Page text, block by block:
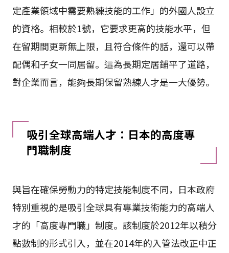
定產業領域中需要熟練技能的工作」的外國人設立
的資格。相較於1號，它要求更高的技能水平，但
在留期間更新無上限，且符合條件的話，還可以帶
配偶和子女一同居留。這為長期定居鋪平了道路，
對企業而言，能夠長期保留熟練人才是一大優勢。
吸引全球高端人才：日本的高度專
門職制度
與旨在確保勞動力的特定技能制度不同，日本政府
特別重視的是吸引全球具有專業技術能力的高端人
才的「高度專門職」制度。該制度於2012年以積分
點數制的形式引入，並在2014年的入管法改正中正